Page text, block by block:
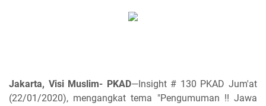
Jakarta, Visi Muslim- PKAD—Insight # 130 PKAD Jum'at
(22/01/2020), mengangkat tema "Pengumuman !! Jawa